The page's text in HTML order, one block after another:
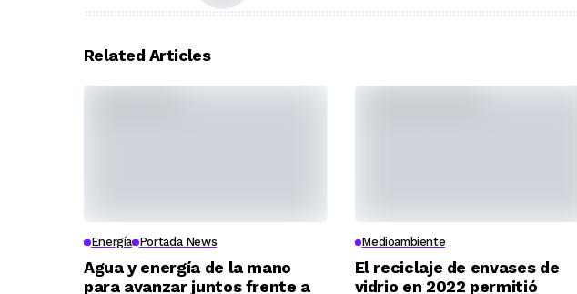
Related Articles
Energía Portada News
Agua y energía de la mano
para avanzar juntos frente a
Medioambiente
El reciclaje de envases de
vidrio en 2022 permitió